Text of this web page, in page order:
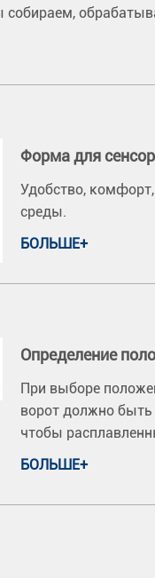
собираем,
Форма для
Удобство,
среды.
БОЛЬШЕ+
Определение
При выборе
ворот должно быть
чтобы
БОЛЬШЕ+